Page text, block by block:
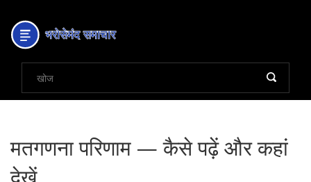
मतगणना परिणाम — कैसे पढ़ें और कहां